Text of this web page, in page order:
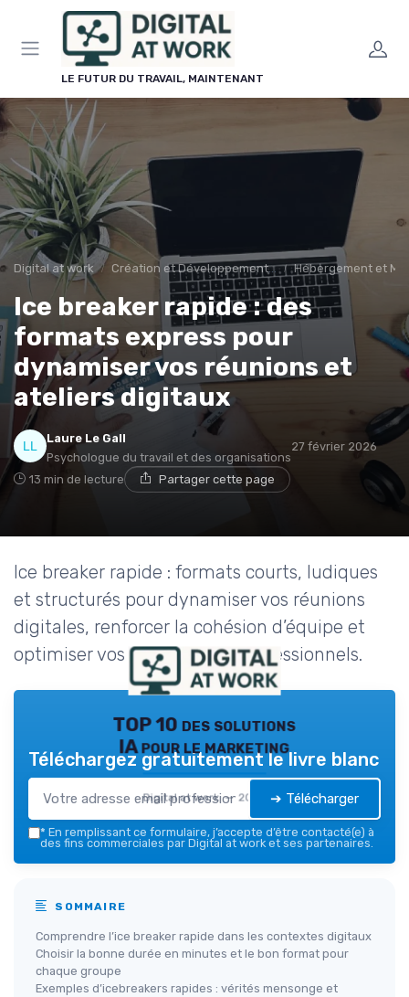
LE FUTUR DU TRAVAIL, MAINTENANT
Digital at work Création et Développement de Sites Web Hébergement et
Ice breaker rapide : des
formats express pour
dynamiser vos réunions et
ateliers digitaux
Laure Le Gall
Psychologue du travail et des organisations
27 février 2026
13 min de lecture Partager cette page
Ice breaker rapide : formats courts, ludiques
et structurés pour dynamiser vos réunions
digitales, renforcer la cohésion d’équipe et
optimiser vos événements professionnels.
TOP 10 des solutions
IA pour le marketing
Digital at work — 2026
Téléchargez gratuitement le livre blanc
➔ Télécharger
* En remplissant ce formulaire, j’accepte d’être contacté(e) à
des fins commerciales par Digital at work et ses partenaires.
SOMMAIRE
Comprendre l’ice breaker rapide dans les contextes digitaux
Choisir la bonne durée en minutes et le bon format pour
chaque groupe
Exemples d’icebreakers rapides : vérités mensonge et
Panneau de gestion des cookies